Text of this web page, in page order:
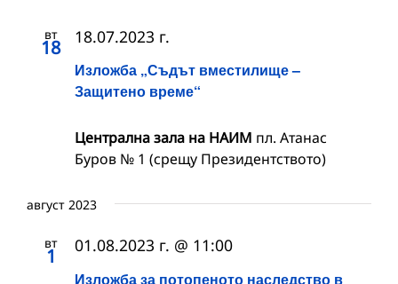
вт
18
Изложба „Съдът вместилище –
Защитено време“
18.07.2023 г.
Централна зала на НАИМ пл. Атанас
Буров № 1 (срещу Президентството)
август 2023
вт
1
Изложба за потопеното наследство в
01.08.2023 г. @ 11:00